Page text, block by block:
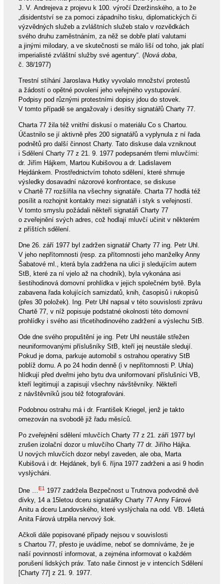
J. V. Andrejeva z projevu k 100. výročí Dzeržinského, a to že
„disidentství se za pomoci západního tisku, diplomatických či
výzvědných služeb a zvláštních služeb stalo v rozvědkách
svého druhu zaměstnáním, za něž se dobře platí valutami
a jinými milodary, a ve skutečnosti se málo liší od toho, jak platí
imperialisté zvláštní služby své agentury“. (Nová doba,
č. 38/1977)
Trestní stíhání Jaroslava Hutky vyvolalo množství protestů
a žádostí o opětné povolení jeho veřejného vystupování.
Podpisy pod různými protestními dopisy jdou do stovek.
V tomto případě se angažovaly i desítky signatářů Charty 77.
Charta 77 žila též vnitřní diskusí o materiálu Co s Chartou.
Účastnilo se jí aktivně přes 200 signatářů a vyplynula z ní řada
podnětů pro další činnost Charty. Tato diskuse dala vzniknout
i Sdělení Charty 77 z 21. 9. 1977 podepsaném třemi mluvčími:
dr. Jiřím Hájkem, Martou Kubišovou a dr. Ladislavem
Hejdánkem. Prostřednictvím tohoto sdělení, které shrnuje
výsledky dosavadní názorové konfrontace, se diskuse
v Chartě 77 rozšířila na všechny signatáře. Charta 77 hodlá též
posílit a rozhojnit kontakty mezi signatáři i styk s veřejností.
V tomto smyslu požádali někteří signatáři Charty 77
o zveřejnění svých adres, což hodlají mluvčí učinit v některém
z příštích sdělení.
Dne 26. září 1977 byl zadržen signatář Charty 77 ing. Petr Uhl.
V jeho nepřítomnosti (resp. za přítomnosti jeho manželky Anny
Šabatové ml., která byla zadržena na ulici ji sledujícím autem
StB, které za ní vjelo až na chodník), byla vykonána asi
šestihodinová domovní prohlídka v jejich společném bytě. Byla
zabavena řada kolujících samizdatů, knih, časopisů i rukopisů
(přes 30 položek). Ing. Petr Uhl napsal v této souvislosti zprávu
Chartě 77, v níž popisuje podstatné okolnosti této domovní
prohlídky i svého asi třicetihodinového zadržení a výslechu StB.
Ode dne svého propuštění je ing. Petr Uhl neustále střežen
neuniformovanými příslušníky StB, kteří jej neustále sledují.
Pokud je doma, parkuje automobil s ostrahou operativy StB
poblíž domu. A po 24 hodin denně (i v nepřítomnosti P. Uhla)
hlídkují před dveřmi jeho bytu dva uniformovaní příslušníci VB,
kteří legitimují a zapisují všechny návštěvníky. Někteří
z návštěvníků jsou též fotografováni.
Podobnou ostrahu má i dr. František Kriegel, jenž je takto
omezován na svobodě již řadu měsíců.
Po zveřejnění sdělení mluvčích Charty 77 z 21. září 1977 byl
zrušen izolační dozor u mluvčího Charty 77 dr. Jiřího Hájka.
U nových mluvčích dozor nebyl zaveden, ale oba, Marta
Kubišová i dr. Hejdánek, byli 6. října 1977 zadrženi a asi 9 hodin
vyslýcháni.
Dne …E11977 zadržela Bezpečnost u Trutnova podvodně dvě
dívky, 14 a 15letou dceru signatářky Charty 77 Anny Fárové
Anitu a dceru Landovského, které vyslýchala na odd. VB. 14letá
Anita Fárová utrpěla nervový šok.
Ačkoli dále popisované případy nejsou v souvislosti
s Chartou 77, přesto je uvádíme, neboť se domníváme, že je
naší povinností informovat, a zejména informovat o každém
porušení lidských práv. Tato naše činnost je v intencích Sdělení
[Charty 77] z 21. 9. 1977.